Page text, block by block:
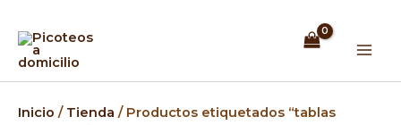
contenido
Inicio / Tienda / Productos etiquetados “tablas